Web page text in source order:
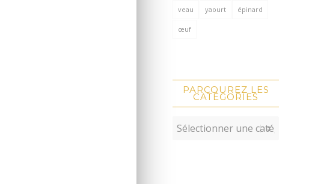
veau yaourt épinard
œuf
PARCOUREZ LES
CATÉGORIES